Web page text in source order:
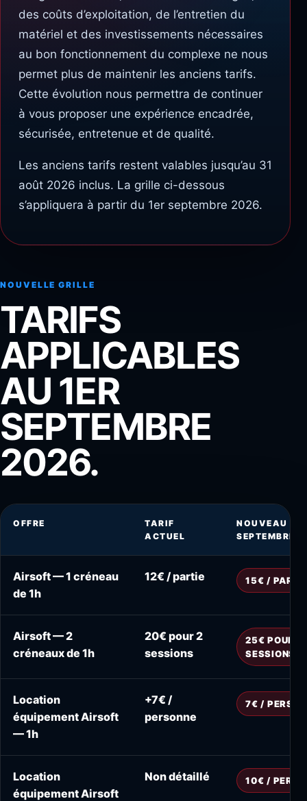
des coûts d’exploitation, de l’entretien du
matériel et des investissements nécessaires
au bon fonctionnement du complexe ne nous
permet plus de maintenir les anciens tarifs.
Cette évolution nous permettra de continuer
à vous proposer une expérience encadrée,
sécurisée, entretenue et de qualité.
Les anciens tarifs restent valables jusqu’au 31
août 2026 inclus. La grille ci-dessous
s’appliquera à partir du 1er septembre 2026.
NOUVELLE GRILLE
TARIFS
APPLICABLES
AU 1ER
SEPTEMBRE
2026.
OFFRE
TARIF
ACTUEL
NOUVEAU
SEPTEMBRE
Airsoft — 1 créneau
de 1h
12€ / partie 15€ /
Airsoft — 2
créneaux de 1h
20€ pour 2
sessions
25€ POUR 2
SESSIONS
Location
équipement Airsoft
— 1h
+7€ /
personne
7€ /
Location
équipement Airsoft
Non détaillé 10€ /